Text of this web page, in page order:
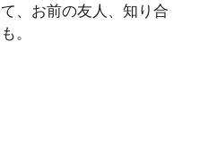
、お前の友人、知り合
。